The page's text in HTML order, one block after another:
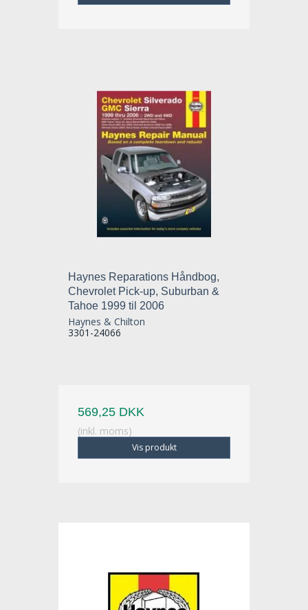
Haynes Reparations Håndbog,
Chevrolet Pick-up, Suburban &
Tahoe 1999 til 2006
Haynes & Chilton
3301-24066
569,25 DKK
(inkl. moms)
Vis produkt